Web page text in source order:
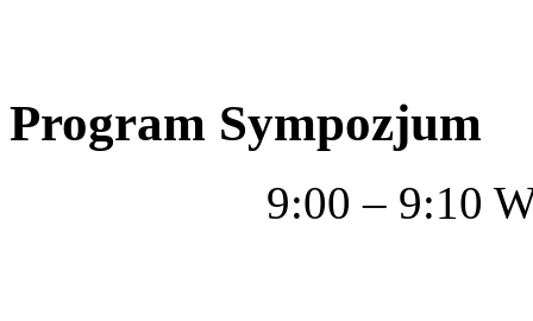
Program Sympozjum
9:00 – 9:10